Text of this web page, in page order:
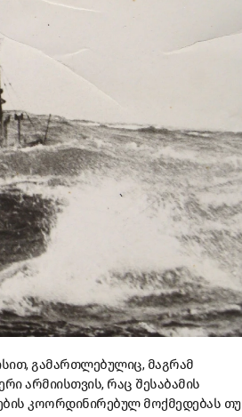
გამართლებულიც, მაგრამ
არმიისთვის, რაც შესაბამის
კოორდინირებულ მოქმედებას თუ